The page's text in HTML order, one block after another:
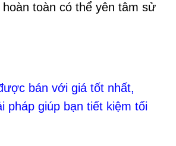
toàn có thể yên tâm sử
bán với giá tốt nhất,
pháp giúp bạn tiết kiệm tối